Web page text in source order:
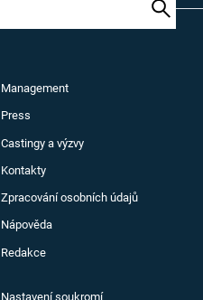
Management
Press
Castingy a výzvy
Kontakty
Zpracování osobních údajů
Nápověda
Redakce
Nastavení soukromí